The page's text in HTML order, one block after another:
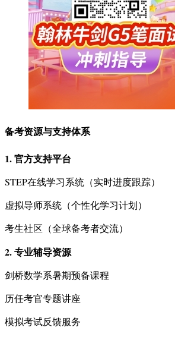
备考资源与支持体系
1. 官方支持平台
STEP在线学习系统（实时进度跟踪）
虚拟导师系统（个性化学习计划）
考生社区（全球备考者交流）
2. 专业辅导资源
剑桥数学系暑期预备课程
历任考官专题讲座
模拟考试反馈服务